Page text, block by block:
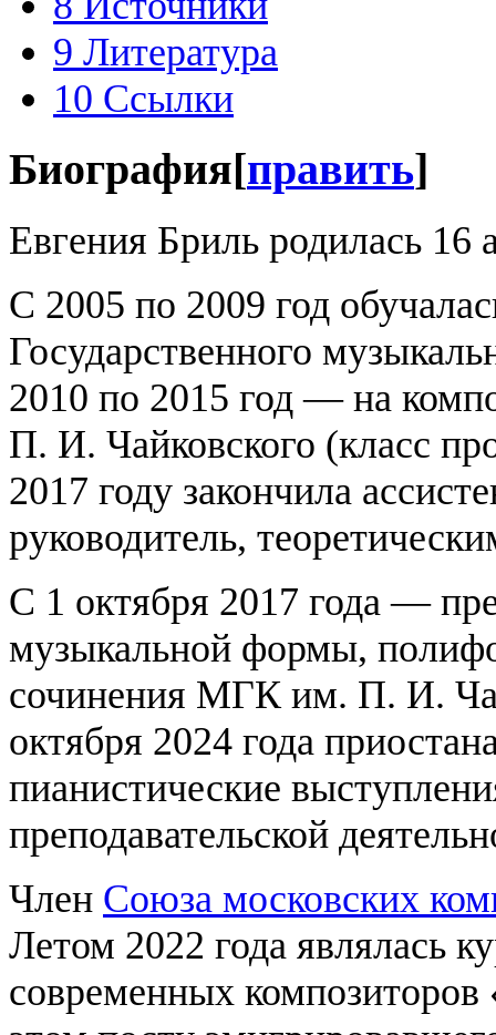
9 Литература
10 Ссылки
Биография[править]
Евгения Бриль родилась 16
С 2005 по 2009 год
Государственного
2010 по 2015 год — на
П. И. Чайковского (класс
2017 году закончила
руководитель,
С 1 октября 2017 года —
музыкальной формы,
сочинения МГК им. П. И.
октября 2024 года
пианистические
преподавательской
Член Союза московских
Летом 2022 года являлась
современных